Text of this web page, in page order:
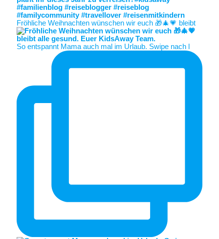
Fröhliche Weihnachten wünschen wir euch 🎁🎄💗 bleibt
So entspannt Mama auch mal im Urlaub. Swipe nach l